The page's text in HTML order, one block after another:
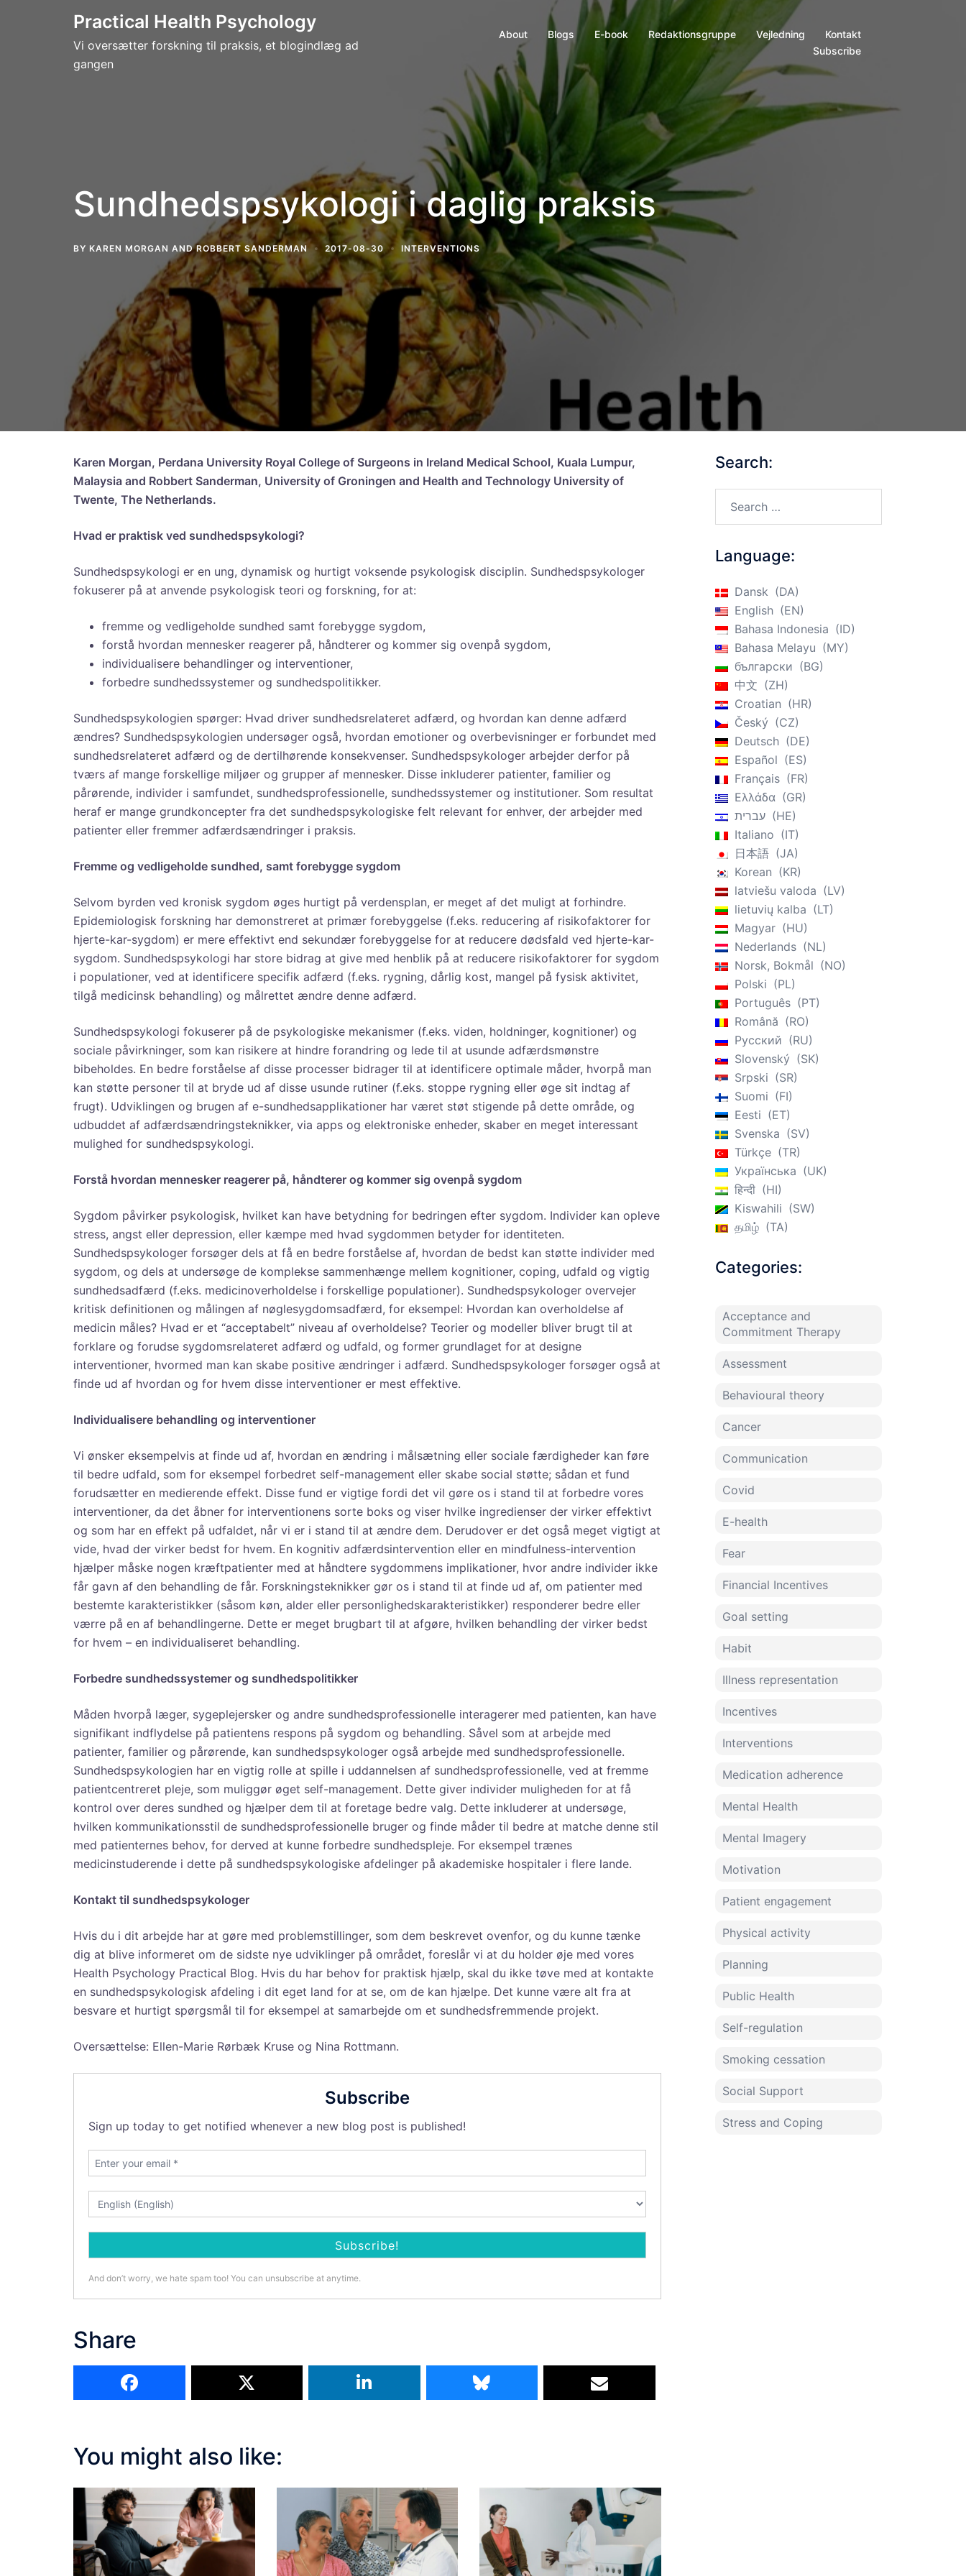
Practical Health Psychology
Vi oversætter forskning til praksis, et blogindlæg ad
gangen
About Blogs E-book Redaktionsgruppe Vejledning
Kontakt
Subscribe
Sundhedspsykologi i daglig praksis
BY KAREN MORGAN ANDROBBERT SANDERMAN 2017-08-30 INTERVENTIONS
Karen Morgan, Perdana University Royal College of Surgeons in Ireland Medical School, Kuala Lumpur,
Malaysia and Robbert Sanderman, University of Groningen and Health and Technology University of
Twente, The Netherlands.
Hvad er praktisk ved sundhedspsykologi?
Sundhedspsykologi er en ung, dynamisk og hurtigt voksende psykologisk disciplin. Sundhedspsykologer
fokuserer på at anvende psykologisk teori og forskning, for at:
fremme og vedligeholde sundhed samt forebygge sygdom,
forstå hvordan mennesker reagerer på, håndterer og kommer sig ovenpå sygdom,
individualisere behandlinger og interventioner,
forbedre sundhedssystemer og sundhedspolitikker.
Sundhedspsykologien spørger: Hvad driver sundhedsrelateret adfærd, og hvordan kan denne adfærd
ændres? Sundhedspsykologien undersøger også, hvordan emotioner og overbevisninger er forbundet med
sundhedsrelateret adfærd og de dertilhørende konsekvenser. Sundhedspsykologer arbejder derfor på
tværs af mange forskellige miljøer og grupper af mennesker. Disse inkluderer patienter, familier og
pårørende, individer i samfundet, sundhedsprofessionelle, sundhedssystemer og institutioner. Som resultat
heraf er mange grundkoncepter fra det sundhedspsykologiske felt relevant for enhver, der arbejder med
patienter eller fremmer adfærdsændringer i praksis.
Fremme og vedligeholde sundhed, samt forebygge sygdom
Selvom byrden ved kronisk sygdom øges hurtigt på verdensplan, er meget af det muligt at forhindre.
Epidemiologisk forskning har demonstreret at primær forebyggelse (f.eks. reducering af risikofaktorer for
hjerte-kar-sygdom) er mere effektivt end sekundær forebyggelse for at reducere dødsfald ved hjerte-kar-
sygdom. Sundhedspsykologi har store bidrag at give med henblik på at reducere risikofaktorer for sygdom
i populationer, ved at identificere specifik adfærd (f.eks. rygning, dårlig kost, mangel på fysisk aktivitet,
tilgå medicinsk behandling) og målrettet ændre denne adfærd.
Sundhedspsykologi fokuserer på de psykologiske mekanismer (f.eks. viden, holdninger, kognitioner) og
sociale påvirkninger, som kan risikere at hindre forandring og lede til at usunde adfærdsmønstre
bibeholdes. En bedre forståelse af disse processer bidrager til at identificere optimale måder, hvorpå man
kan støtte personer til at bryde ud af disse usunde rutiner (f.eks. stoppe rygning eller øge sit indtag af
frugt). Udviklingen og brugen af e-sundhedsapplikationer har været støt stigende på dette område, og
udbuddet af adfærdsændringsteknikker, via apps og elektroniske enheder, skaber en meget interessant
mulighed for sundhedspsykologi.
Forstå hvordan mennesker reagerer på, håndterer og kommer sig ovenpå sygdom
Sygdom påvirker psykologisk, hvilket kan have betydning for bedringen efter sygdom. Individer kan opleve
stress, angst eller depression, eller kæmpe med hvad sygdommen betyder for identiteten.
Sundhedspsykologer forsøger dels at få en bedre forståelse af, hvordan de bedst kan støtte individer med
sygdom, og dels at undersøge de komplekse sammenhænge mellem kognitioner, coping, udfald og vigtig
sundhedsadfærd (f.eks. medicinoverholdelse i forskellige populationer). Sundhedspsykologer overvejer
kritisk definitionen og målingen af nøglesygdomsadfærd, for eksempel: Hvordan kan overholdelse af
medicin måles? Hvad er et “acceptabelt” niveau af overholdelse? Teorier og modeller bliver brugt til at
forklare og forudse sygdomsrelateret adfærd og udfald, og former grundlaget for at designe
interventioner, hvormed man kan skabe positive ændringer i adfærd. Sundhedspsykologer forsøger også at
finde ud af hvordan og for hvem disse interventioner er mest effektive.
Individualisere behandling og interventioner
Vi ønsker eksempelvis at finde ud af, hvordan en ændring i målsætning eller sociale færdigheder kan føre
til bedre udfald, som for eksempel forbedret self-management eller skabe social støtte; sådan et fund
forudsætter en medierende effekt. Disse fund er vigtige fordi det vil gøre os i stand til at forbedre vores
interventioner, da det åbner for interventionens sorte boks og viser hvilke ingredienser der virker effektivt
og som har en effekt på udfaldet, når vi er i stand til at ændre dem. Derudover er det også meget vigtigt at
vide, hvad der virker bedst for hvem. En kognitiv adfærdsintervention eller en mindfulness-intervention
hjælper måske nogen kræftpatienter med at håndtere sygdommens implikationer, hvor andre individer ikke
får gavn af den behandling de får. Forskningsteknikker gør os i stand til at finde ud af, om patienter med
bestemte karakteristikker (såsom køn, alder eller personlighedskarakteristikker) responderer bedre eller
værre på en af behandlingerne. Dette er meget brugbart til at afgøre, hvilken behandling der virker bedst
for hvem – en individualiseret behandling.
Forbedre sundhedssystemer og sundhedspolitikker
Måden hvorpå læger, sygeplejersker og andre sundhedsprofessionelle interagerer med patienten, kan have
signifikant indflydelse på patientens respons på sygdom og behandling. Såvel som at arbejde med
patienter, familier og pårørende, kan sundhedspsykologer også arbejde med sundhedsprofessionelle.
Sundhedspsykologien har en vigtig rolle at spille i uddannelsen af sundhedsprofessionelle, ved at fremme
patientcentreret pleje, som muliggør øget self-management. Dette giver individer muligheden for at få
kontrol over deres sundhed og hjælper dem til at foretage bedre valg. Dette inkluderer at undersøge,
hvilken kommunikationsstil de sundhedsprofessionelle bruger og finde måder til bedre at matche denne stil
med patienternes behov, for derved at kunne forbedre sundhedspleje. For eksempel trænes
medicinstuderende i dette på sundhedspsykologiske afdelinger på akademiske hospitaler i flere lande.
Kontakt til sundhedspsykologer
Hvis du i dit arbejde har at gøre med problemstillinger, som dem beskrevet ovenfor, og du kunne tænke
dig at blive informeret om de sidste nye udviklinger på området, foreslår vi at du holder øje med vores
Health Psychology Practical Blog. Hvis du har behov for praktisk hjælp, skal du ikke tøve med at kontakte
en sundhedspsykologisk afdeling i dit eget land for at se, om de kan hjælpe. Det kunne være alt fra at
besvare et hurtigt spørgsmål til for eksempel at samarbejde om et sundhedsfremmende projekt.
Oversættelse: Ellen-Marie Rørbæk Kruse og Nina Rottmann.
Subscribe
Sign up today to get notified whenever a new blog post is published!
And don’t worry, we hate spam too! You can unsubscribe at anytime.
Share
You might also like:
Search:
Language:
Dansk
DA
English
EN
Bahasa Indonesia
ID
Bahasa Melayu
MY
български
BG
中文
ZH
Croatian
HR
Český
CZ
Deutsch
DE
Español
ES
Français
FR
Ελλάδα
GR
עברית
HE
Italiano
IT
日本語
JA
Korean
KR
latviešu valoda
LV
lietuvių kalba
LT
Magyar
HU
Nederlands
NL
Norsk, Bokmål
NO
Polski
PL
Português
PT
Română
RO
Русский
RU
Slovenský
SK
Srpski
SR
Suomi
FI
Eesti
ET
Svenska
SV
Türkçe
TR
Українська
UK
हिन्दी
HI
Kiswahili
SW
தமிழ்
TA
Categories:
Acceptance and
Commitment Therapy
Assessment
Behavioural theory
Cancer
Communication
Covid
E-health
Fear
Financial Incentives
Goal setting
Habit
Illness representation
Incentives
Interventions
Medication adherence
Mental Health
Mental Imagery
Motivation
Patient engagement
Physical activity
Planning
Public Health
Self-regulation
Smoking cessation
Social Support
Stress and Coping